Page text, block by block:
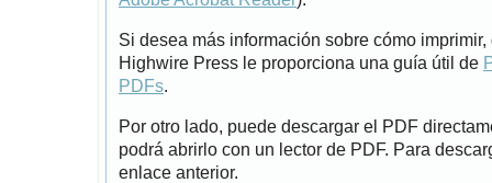
Si desea más información sobre cómo
Highwire Press le proporciona una guía útil de
PDFs.
Por otro lado, puede descargar el PDF
podrá abrirlo con un lector de PDF. Para
enlace anterior.